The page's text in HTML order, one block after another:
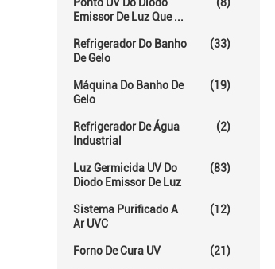
Emissor De Luz Que ...
Refrigerador Do Banho
De Gelo
(33)
Máquina Do Banho De
Gelo
(19)
Refrigerador De Água
Industrial
(2)
Luz Germicida UV Do
Diodo Emissor De Luz
(83)
Sistema Purificado A
Ar UVC
(12)
Forno De Cura UV (21)